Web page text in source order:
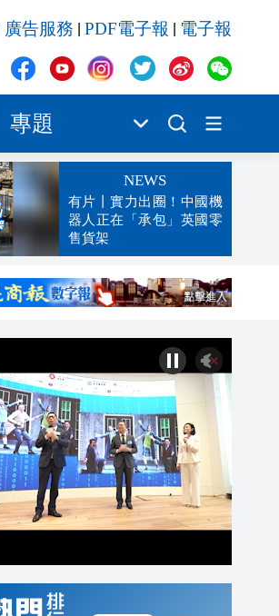
廣告服務 PDF電子報 電子報
專題
NEWS
有片丨實力出圈！中國機
器人正在「承包」英國零
售貨架